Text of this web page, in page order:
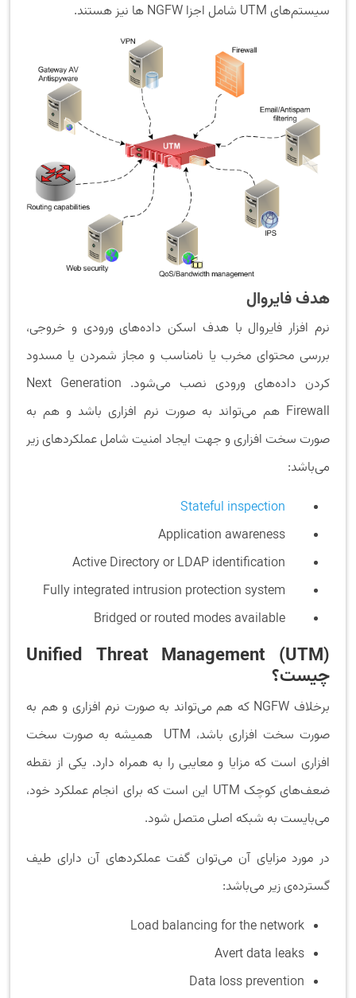
سیستم‌های UTM شامل اجزا NGFW ها نیز هستند.
هدف فایروال
نرم افزار فایروال با هدف اسکن داده‌های ورودی و خروجی،
بررسی محتوای مخرب یا نامناسب و مجاز شمردن یا مسدود
کردن داده‌های ورودی نصب می‌شود. Next Generation
Firewall هم می‌تواند به صورت نرم افزاری باشد و هم به
صورت سخت افزاری و جهت ایجاد امنیت شامل عملکردهای زیر
می‌باشد:
Stateful inspection
Unified Threat Management (UTM)
چیست؟
برخلاف NGFW که هم می‌تواند به صورت نرم افزاری و هم به
صورت سخت افزاری باشد، UTM همیشه به صورت سخت
افزاری است که مزایا و معایبی را به همراه دارد. یکی از نقطه
ضعف‌های کوچک UTM این است که برای انجام عملکرد خود،
می‌بایست به شبکه اصلی متصل شود.
در مورد مزایای آن می‌توان گفت عملکردهای آن دارای طیف
گسترده‌ی زیر می‌باشد:
Load balancing for the network
Avert data leaks
Data loss prevention